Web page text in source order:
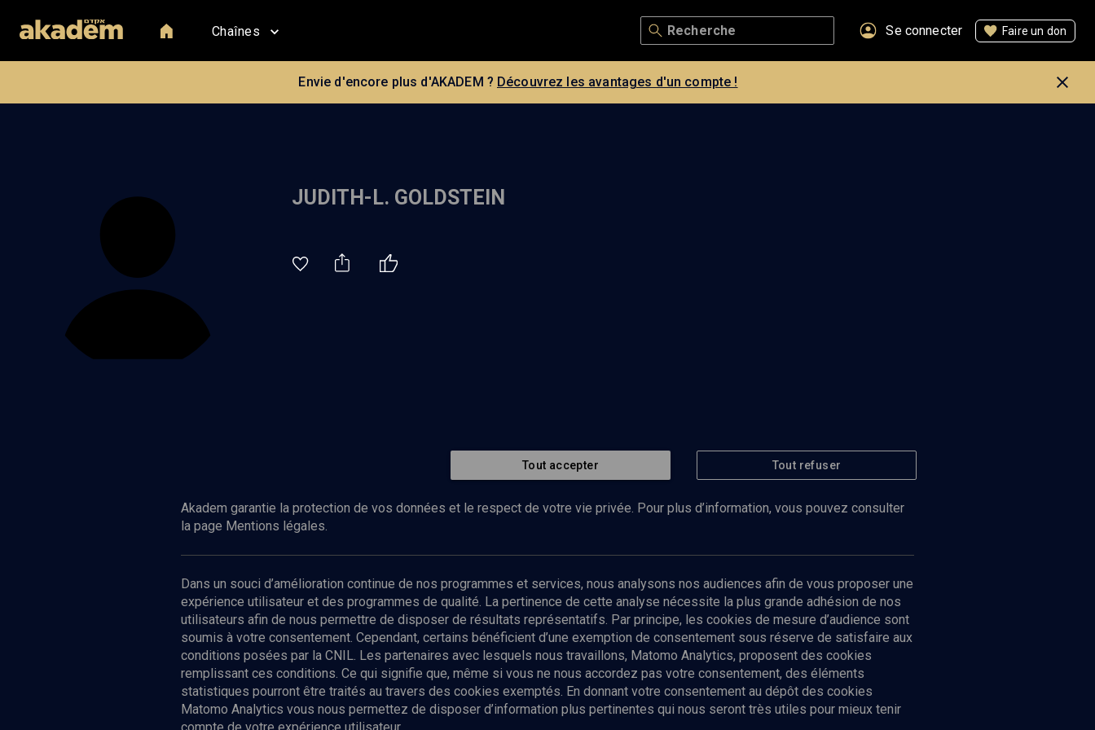
Chaînes Se connecter Faire un don
Envie d'encore plus d'AKADEM ? Découvrez les avantages d'un compte !
JUDITH-L. GOLDSTEIN
Abonnez-vous à notre newsletter
Envoyer
Tout accepter Tout refuser
Akadem garantie la protection de vos données et le respect de votre vie privée. Pour plus d’information, vous pouvez consulter
la page Mentions légales.
Dans un souci d’amélioration continue de nos programmes et services, nous analysons nos audiences afin de vous proposer une
expérience utilisateur et des programmes de qualité. La pertinence de cette analyse nécessite la plus grande adhésion de nos
utilisateurs afin de nous permettre de disposer de résultats représentatifs. Par principe, les cookies de mesure d’audience sont
soumis à votre consentement. Cependant, certains bénéficient d’une exemption de consentement sous réserve de satisfaire aux
conditions posées par la CNIL. Les partenaires avec lesquels nous travaillons, Matomo Analytics, proposent des cookies
remplissant ces conditions. Ce qui signifie que, même si vous ne nous accordez pas votre consentement, des éléments
statistiques pourront être traités au travers des cookies exemptés. En donnant votre consentement au dépôt des cookies
Matomo Analytics vous nous permettez de disposer d’information plus pertinentes qui nous seront très utiles pour mieux tenir